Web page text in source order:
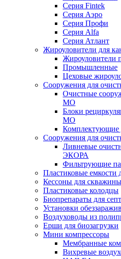
Серия Fintek
Серия Аэро
Серия Профи
Серия Alfa
Серия Атлант
Жироуловители для
Жироуловители
Промышленные
Цеховые
Сооружения для
Очистные
МО
Блоки
МО
Комплектующие
Сооружения для
Ливневые
ЭКОРА
Фильтрующие
Пластиковые емкости
Кессоны для
Пластиковые колодцы
Биопрепараты для
Установки
Воздуховоды из
Ерши для биозагрузки
Мини компрессоры
Мембранные
Вихревые